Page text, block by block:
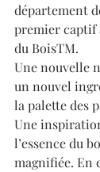
département
premier captif
du BoisTM.
Une nouvelle
un nouvel
la palette des
Une
l’essence du
magnifiée. En